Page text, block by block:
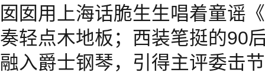
囡囡用上海话脆生生唱着童谣
奏轻点木地板；西装笔挺的90
融入爵士钢琴，引得主评委击